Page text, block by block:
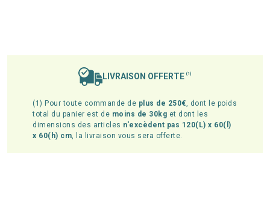
LIVRAISON OFFERTE (1)
(1) Pour toute commande de plus de 250€, dont le poids
total du panier est de moins de 30kg et dont les
dimensions des articles n'excèdent pas 120(L) x 60(l)
x 60(h) cm, la livraison vous sera offerte.